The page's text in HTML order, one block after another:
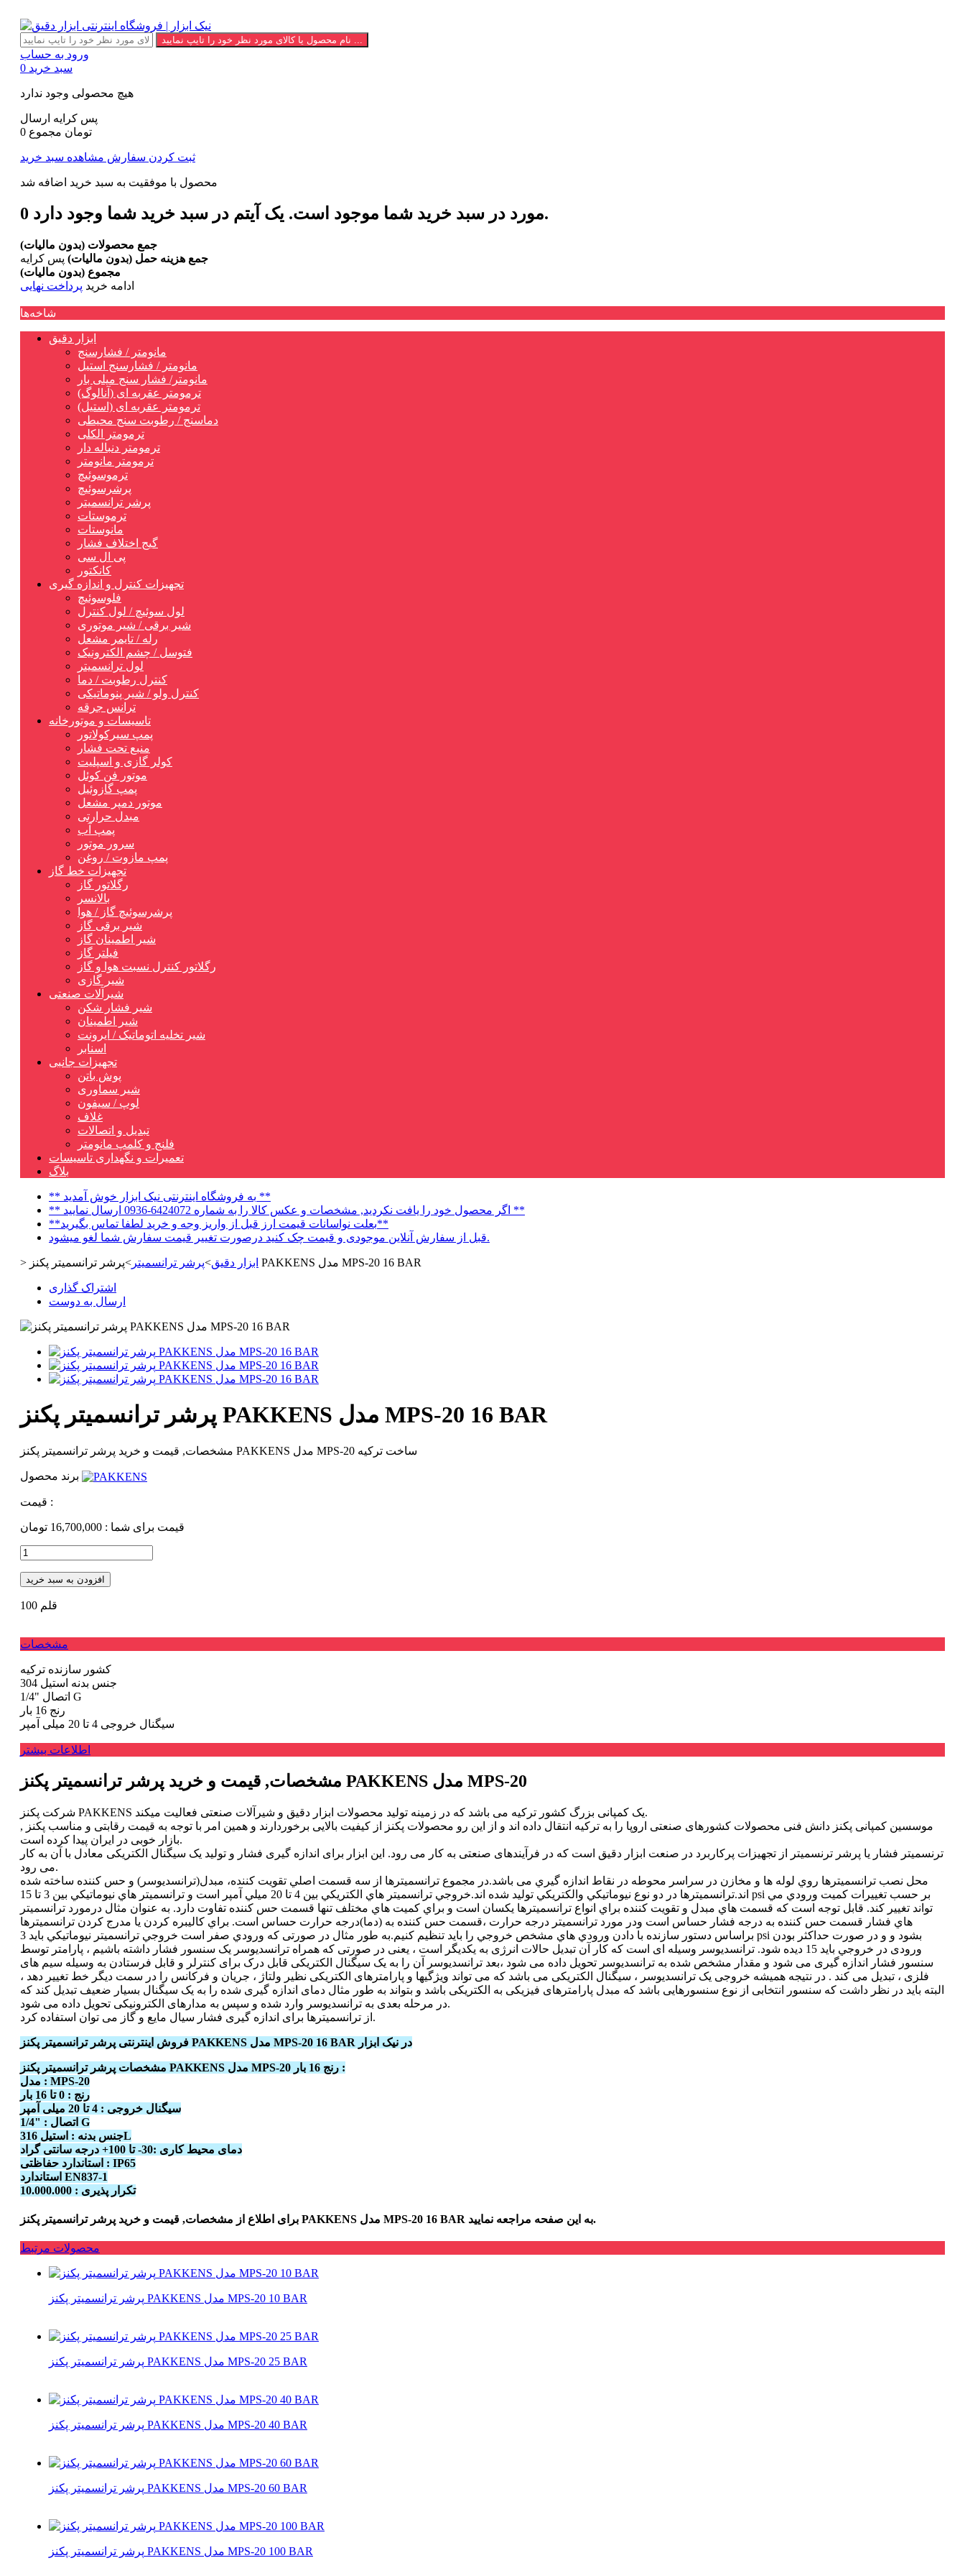
نام محصول یا کالای مورد نظر خود را تایپ نمایید ...
ورود به حساب
سبد خرید 0
هیچ محصولی وجود ندارد
پس کرایه ارسال
0 تومان مجموع
ثبت کردن سفارش مشاهده سبد خرید
محصول با موفقیت به سبد خرید اضافه شد
0 مورد در سبد خرید شما موجود است.یک آیتم در سبد خرید شما وجود دارد.
جمع محصولات (بدون مالیات)
جمع هزینه حمل (بدون مالیات) پس کرایه
مجموع (بدون مالیات)
ادامه خرید پرداخت نهایی
شاخه‌ها
ابزار دقیق
مانومتر / فشارسنج
مانومتر / فشارسنج استیل
مانومتر/ فشار سنج میلی بار
ترمومتر عقربه ای (آنالوگ)
ترمومتر عقربه ای (استیل)
دماسنج / رطوبت سنج محیطی
ترمومتر الکلی
ترمومتر دنباله دار
ترمومتر مانومتر
ترموسوئیچ
پرشرسوئیچ
پرشر ترانسمیتر
ترموستات
مانوستات
گیج اختلاف فشار
پی ال سی
کانکتور
تجهیزات کنترل و اندازه گیری
فلوسوئیچ
لول سوئیچ / لول کنترل
شیر برقی / شیر موتوری
رله / تایمر مشعل
فتوسل / چشم الکترونیک
لول ترانسمیتر
کنترل رطوبت / دما
کنترل ولو / شیر پنوماتیکی
ترانس جرقه
تاسیسات و موتورخانه
پمپ سیرکولاتور
منبع تحت فشار
کولر گازی و اسپلیت
موتور فن کوئل
پمپ گازوئیل
موتور دمپر مشعل
مبدل حرارتی
پمپ آب
سرور موتور
پمپ مازوت / روغن
تجهیزات خط گاز
رگلاتور گاز
بالانسر
پرشرسوئیچ گاز / هوا
شیر برقی گاز
شیر اطمینان گاز
فیلتر گاز
رگلاتور کنترل نسبت هوا و گاز
شیر گازی
شیرآلات صنعتی
شیر فشار شکن
شیر اطمینان
شیر تخلیه اتوماتیک / ایرونت
اسنابر
تجهیزات جانبی
پوش باتن
شیر سماوری
لوپ / سیفون
غلاف
تبدیل و اتصالات
فلنج و کلمپ مانومتر
تعمیرات و نگهداری تاسیسات
بلاگ
** به فروشگاه اینترنتی نیک ابزار خوش آمدید **
** اگر محصول خود را یافت نکردید, مشخصات و عکس کالا را به شماره 6424072-0936 ارسال نمایید **
**بعلت نواسانات قیمت ارز قبل از واریز وجه و خرید لطفا تماس بگیرید**
قبل از سفارش آنلاین موجودی و قیمت چک کنید درصورت تغییر قیمت سفارش شما لغو میشود.
> ابزار دقیق>پرشر ترانسمیتر > پرشر ترانسمیتر پکنز PAKKENS مدل MPS-20 16 BAR
اشتراک گذاری
ارسال به دوست
پرشر ترانسمیتر پکنز PAKKENS مدل MPS-20 16 BAR
مشخصات, قیمت و خرید پرشر ترانسمیتر پکنز PAKKENS مدل MPS-20 ساخت ترکیه
قیمت :
قیمت برای شما : 16,700,000 تومان
افزودن به سبد خرید
100 قلم
مشخصات
کشور سازنده ترکیه
جنس بدنه استیل 304
اتصال "1/4 G
رنج 16 بار
سیگنال خروجی 4 تا 20 میلی آمپر
اطلاعات بیشتر
مشخصات, قیمت و خرید پرشر ترانسمیتر پکنز PAKKENS مدل MPS-20
شرکت پکنز PAKKENS یک کمپانی بزرگ کشور ترکیه می باشد که در زمینه تولید محصولات ابزار دقیق و شیرآلات صنعتی فعالیت میکند.
موسسین کمپانی پکنز دانش فنی محصولات کشورهای صنعتی اروپا را به ترکیه انتقال داده اند و از این رو محصولات پکنز از کیفیت بالایی برخوردارند و همین امر با توجه به قیمت رقابتی و مناسب پکنز ,
بازار خوبی در ایران پیدا کرده است.
ترنسمیتر فشار یا پرشر ترنسمیتر از تجهیزات پرکاربرد در صنعت ابزار دقیق است که در فرآیندهای صنعتی به کار می رود. این ابزار برای اندازه گیری فشار و تولید یک سیگنال الکتریکی معادل با آن به کار
می رود.
محل نصب ترانسميترها روي لوله ها و مخازن در سراسر محوطه در نقاط اندازه گيري می باشد.در مجموع ترانسميترها از سه قسمت اصلي تقويت كننده، مبدل(ترانسديوسر) و حس كننده ساخته شده
اند.ترانسميترها در دو نوع نيوماتيكي والكتريكي تولید شده اند.خروجي ترانسميتر هاي الكتريكي بين 4 تا 20 ميلي آمپر است و ترانسميتر هاي نيوماتيكي بين 3 تا 15 psi بر حسب تغييرات كميت ورودي مي
تواند تغيير كند. قابل توجه است که قسمت هاي مبدل و تقويت كننده براي انواع ترانسميترها یکسان است و براي كميت هاي مختلف تنها قسمت حس كننده تفاوت دارد. به عنوان مثال درمورد ترانسميتر
هاي فشار قسمت حس كننده به درجه فشار حساس است ودر مورد ترانسميتر درجه حرارت ،قسمت حس كننده به (دما)درجه حرارت حساس است. براي كاليبره كردن یا مدرج كردن ترانسميترها
براساس دستور سازنده با دادن ورودي هاي مشخص خروجي را باید تنظيم كنيم.به طور مثال در صورتی که ورودي صفر است خروجي ترانسميتر نيوماتيكي بايد 3 psi بشود و و در صورت حداکثر بودن
ورودی در خروجي بايد 15 دیده شود. ترانسدیوسر وسیله ای است که کار آن تبدیل حالات انرژی به یکدیگر است ، یعنی در صورتی که همراه ترانسدیوسر یک سنسور فشار داشته باشیم ، پارامتر توسط
سنسور فشار اندازه گیری می شود و مقدار مشخص شده به ترانسدیوسر تحویل داده می شود ،بعد ترانسدیوسر آن را به یک سیگنال الکتریکی قابل درک برای کنترلر و قابل فرستادن به وسیله سیم های
فلزی ، تبدیل می کند . در نتیجه همیشه خروجی یک ترانسدیوسر ، سیگنال الکتریکی می باشد که می تواند ویژگیها و پارامترهای الکتریکی نظیر ولتاژ ، جریان و فرکانس را در سمت دیگر خط تغییر دهد ،
البته باید در نظر داشت که سنسور انتخابی از نوع سنسورهایی باشد که مبدل پارامترهای فیزیکی به الکتریکی باشد و بتواند به طور مثال دمای اندازه گیری شده را به یک سیگنال بسیار ضعیف تبدیل کند که
در مرحله بعدی به ترانسدیوسر وارد شده و سپس به مدارهای الکترونیکی تحویل داده می شود.
از ترانسمیترها برای اندازه گیری فشار سیال مایع و گاز می توان استفاده کرد.
فروش اینترنتی پرشر ترانسمیتر پکنز PAKKENS مدل MPS-20 16 BAR در نیک ابزار
مشخصات پرشر ترانسمیتر پکنز PAKKENS مدل MPS-20 رنج 16 بار :
مدل : MPS-20
رنج : 0 تا 16 بار
سیگنال خروجی : 4 تا 20 میلی آمپر
اتصال : "1/4 G
جنس بدنه : استیل 316L
دمای محیط کاری :30- تا 100+ درجه سانتی گراد
استاندارد حفاظتی : IP65
استاندارد EN837-1
تکرار پذیری : 10.000.000
برای اطلاع از مشخصات, قیمت و خرید پرشر ترانسمیتر پکنز PAKKENS مدل MPS-20 16 BAR به این صفحه مراجعه نمایید.
محصولات مرتبط
پرشر ترانسمیتر پکنز PAKKENS مدل MPS-20 10 BAR
پرشر ترانسمیتر پکنز PAKKENS مدل MPS-20 25 BAR
پرشر ترانسمیتر پکنز PAKKENS مدل MPS-20 40 BAR
پرشر ترانسمیتر پکنز PAKKENS مدل MPS-20 60 BAR
پرشر ترانسمیتر پکنز PAKKENS مدل MPS-20 100 BAR